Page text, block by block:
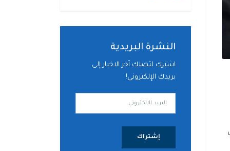
النشرة البريدية
اشترك لتصلك آخر الاخبار إلى
بريدك الإلكتروني!
إشتراك